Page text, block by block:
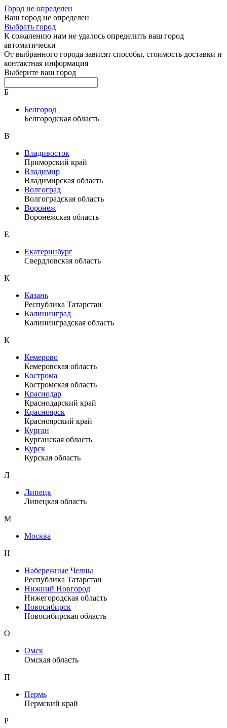
Город не определен
Ваш город не определен
Выбрать город
К сожалению нам не удалось определить ваш город
автоматически
От выбранного города зависят способы, стоимость доставки и
контактная информация
Выберите ваш город
Б
Белгород
Белгородская область
В
Владивосток
Приморский край
Владимир
Владимирская область
Волгоград
Волгоградская область
Воронеж
Воронежская область
Е
Екатеринбург
Свердловская область
К
Казань
Республика Татарстан
Калининград
Калининградская область
К
Кемерово
Кемеровская область
Кострома
Костромская область
Краснодар
Краснодарский край
Красноярск
Красноярский край
Курган
Курганская область
Курск
Курская область
Л
Липецк
Липецкая область
М
Москва
Н
Набережные Челны
Республика Татарстан
Нижний Новгород
Нижегородская область
Новосибирск
Новосибирская область
О
Омск
Омская область
П
Пермь
Пермский край
Р